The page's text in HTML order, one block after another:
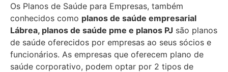
Os Planos de Saúde para Empresas, também
conhecidos como planos de saúde empresarial
Lábrea, planos de saúde pme e planos PJ são planos
de saúde oferecidos por empresas ao seus sócios e
funcionários. As empresas que oferecem plano de
saúde corporativo, podem optar por 2 tipos de